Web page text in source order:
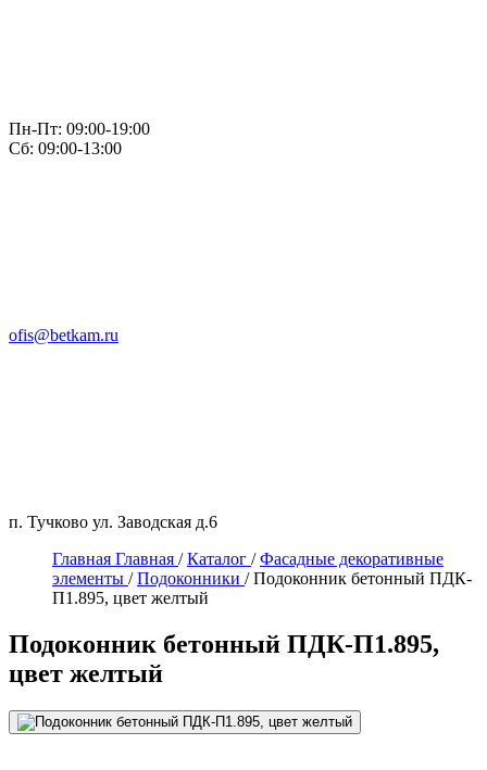
Пн-Пт: 09:00-19:00
Сб: 09:00-13:00
ofis@betkam.ru
п. Тучково ул. Заводская д.6
Главная Главная / Каталог / Фасадные декоративные
элементы / Подоконники / Подоконник бетонный ПДК-
П1.895, цвет желтый
Подоконник бетонный ПДК-П1.895,
цвет желтый